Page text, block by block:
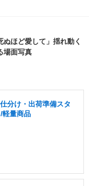
ほど愛して」揺れ動く
場面写真
分け・出荷準備スタ
軽量商品